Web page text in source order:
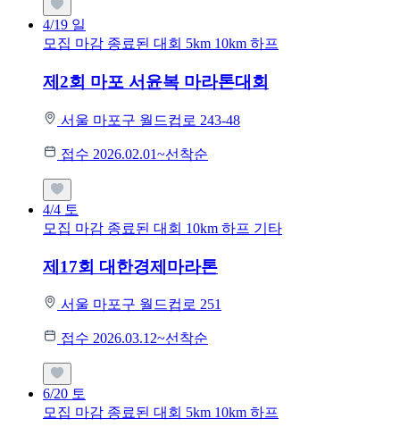
4/19 일
모집 마감 종료된 대회 5km 10km 하프
제2회 마포 서윤복 마라톤대회
서울 마포구 월드컵로 243-48
접수 2026.02.01~선착순
4/4 토
모집 마감 종료된 대회 10km 하프 기타
제17회 대한경제마라톤
서울 마포구 월드컵로 251
접수 2026.03.12~선착순
6/20 토
모집 마감 종료된 대회 5km 10km 하프